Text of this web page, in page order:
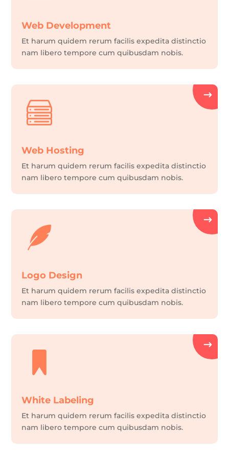
Web Development
Et harum quidem rerum facilis expedita distinctio
nam libero tempore cum quibusdam nobis.
Web Hosting
Et harum quidem rerum facilis expedita distinctio
nam libero tempore cum quibusdam nobis.
Logo Design
Et harum quidem rerum facilis expedita distinctio
nam libero tempore cum quibusdam nobis.
White Labeling
Et harum quidem rerum facilis expedita distinctio
nam libero tempore cum quibusdam nobis.